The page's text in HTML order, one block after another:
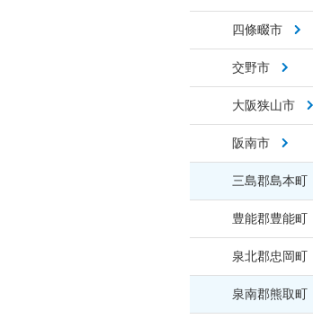
四條畷市
交野市
大阪狭山市
阪南市
三島郡島本町
豊能郡豊能町
泉北郡忠岡町
泉南郡熊取町